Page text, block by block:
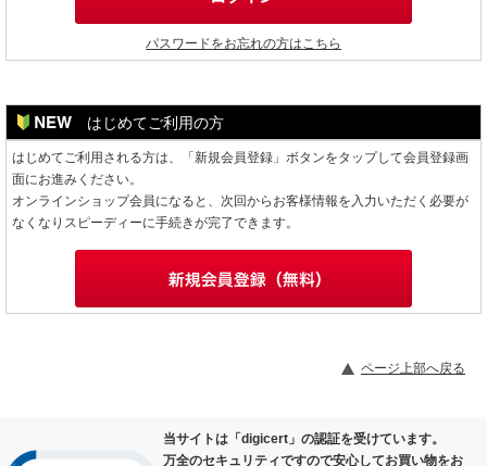
パスワードをお忘れの方はこちら
はじめてご利用の方
はじめてご利用される方は、「新規会員登録」ボタンをタップして会員登録画
面にお進みください。
オンラインショップ会員になると、次回からお客様情報を入力いただく必要が
なくなりスピーディーに手続きが完了できます。
ページ上部へ戻る
当サイトは「digicert」の認証を受けています。
万全のセキュリティですので安心してお買い物をお